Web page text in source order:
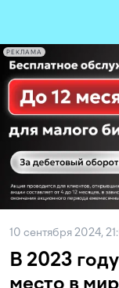
РЕКЛАМА
10 сентября 2024,
В 2023
место в